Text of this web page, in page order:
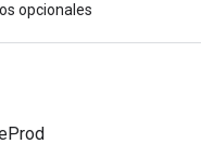
opcionales